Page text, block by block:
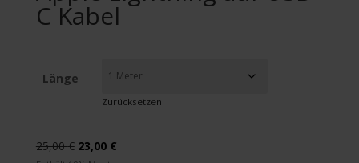
C Kabel
Länge
Zurücksetzen
25,00€ Ursprünglicher
23,00 €Aktueller